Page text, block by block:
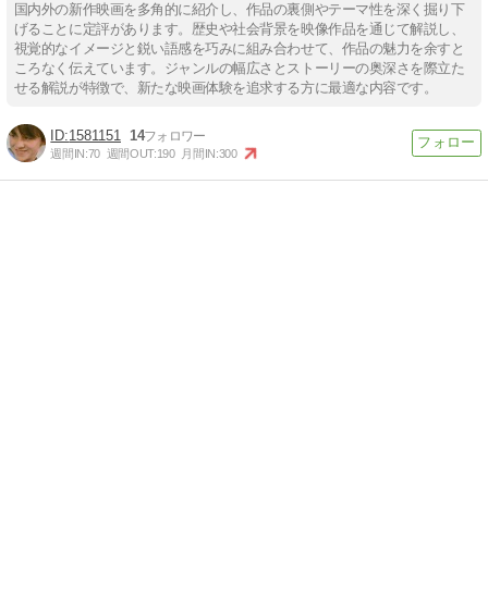
国内外の新作映画を多角的に紹介し、作品の裏側やテーマ性を深く掘り下
げることに定評があります。歴史や社会背景を映像作品を通じて解説し、
視覚的なイメージと鋭い語感を巧みに組み合わせて、作品の魅力を余すと
ころなく伝えています。ジャンルの幅広さとストーリーの奥深さを際立た
せる解説が特徴で、新たな映画体験を追求する方に最適な内容です。
1581151 14
週間IN:70 週間OUT:190 月間IN:300